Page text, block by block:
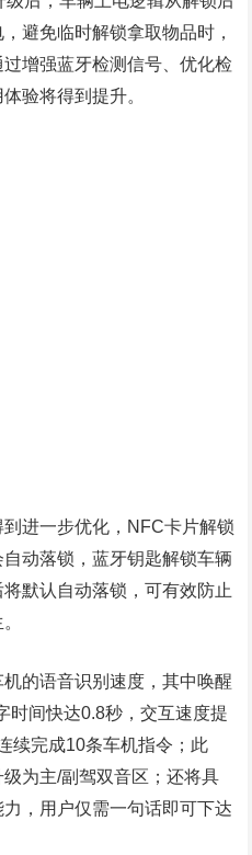
避免临时解锁拿取物品时，
增强蓝牙检测信号、优化检
验将得到提升。
进一步优化，NFC卡片解锁
动落锁，蓝牙钥匙解锁车辆
默认自动落锁，可有效防止
的语音识别速度，其中唤醒
时间快达0.8秒，交互速度提
续完成10条车机指令；此
为主/副驾双音区；还将具
，用户仅需一句话即可下达